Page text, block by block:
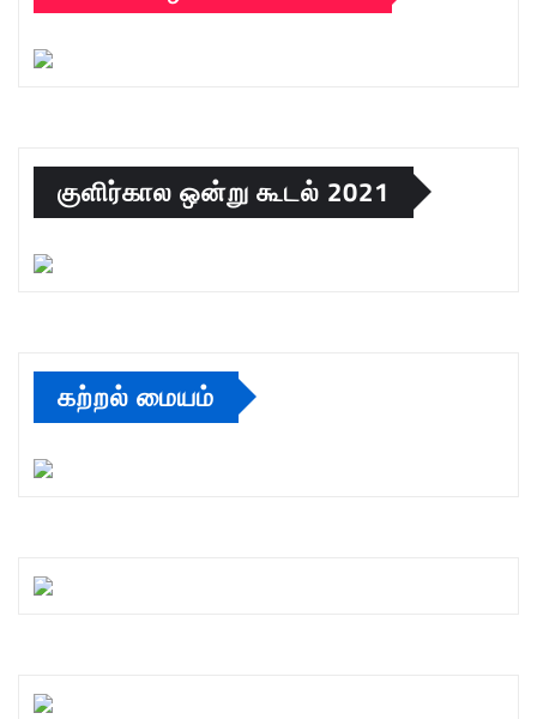
குளிர்கால ஒன்று கூடல் 2021
கற்றல் மையம்